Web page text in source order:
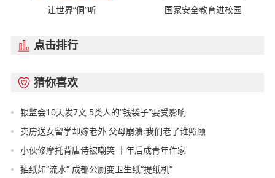
让世界“侗”听 国家安全教育进校园
 点击排行
 猜你喜欢
银监会10天发7文 5类人的“钱袋子”要受影响
卖房送女留学却嫁老外 父母崩溃:我们老了谁照顾
小伙修摩托背唐诗被嘲笑 十年后成青年作家
抽纸如“流水” 成都公厕变卫生纸“提纸机”